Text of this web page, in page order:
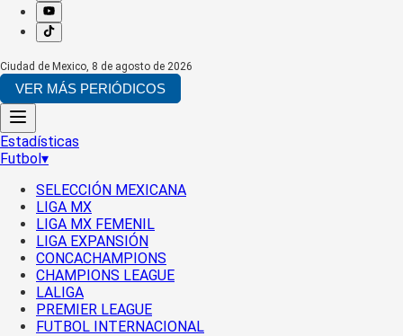
Ciudad de Mexico, 8 de agosto de 2026
VER MÁS PERIÓDICOS
Estadísticas
Futbol▾
SELECCIÓN MEXICANA
LIGA MX
LIGA MX FEMENIL
LIGA EXPANSIÓN
CONCACHAMPIONS
CHAMPIONS LEAGUE
LALIGA
PREMIER LEAGUE
FUTBOL INTERNACIONAL